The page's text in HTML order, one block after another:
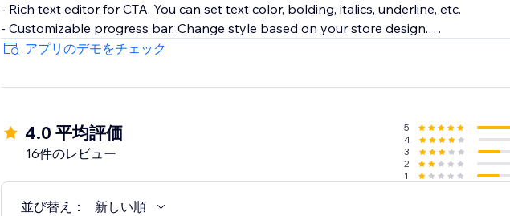
- Rich text editor for CTA. You can set text color, bolding, italics, underline, etc.
- Customizable progress bar. Change style based on your store design.
- Inherit fonts from your store. Keep styles consistent with your brand.
- Multi-tiers discounting.
アプリのデモをチェック
4.0 平均評価
16件のレビュー
5
4
3
2
1
並び替え： 新しい順